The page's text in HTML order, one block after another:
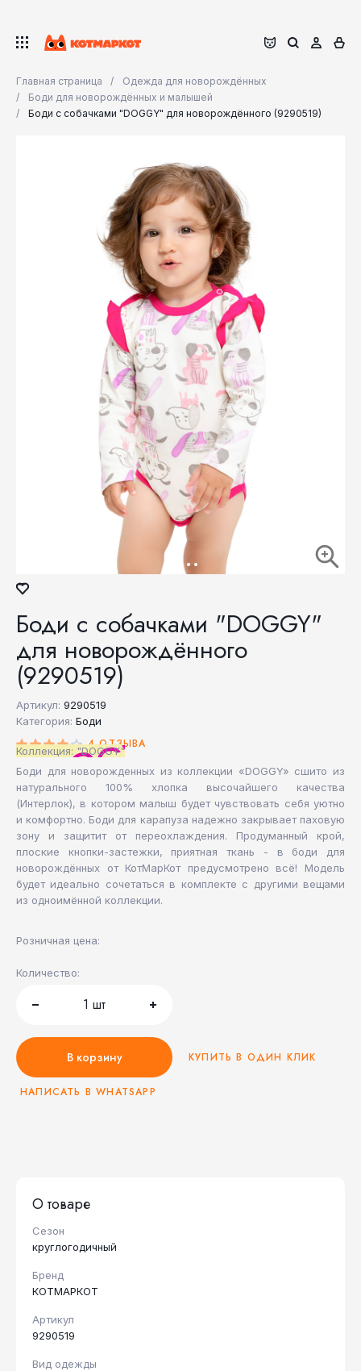
Главная страница
Одежда для новорождённых
Боди для новорождённых и малышей
Боди с собачками "DOGGY" для новорождённого (9290519)
Боди с собачками "DOGGY"
для новорождённого
(9290519)
Артикул: 9290519
Категория: Боди
4 ОТЗЫВА
Коллекция: "DOGGY"
Боди для новорожденных из коллекции «DOGGY» сшито из
натурального 100% хлопка высочайшего качества
(Интерлок), в котором малыш будет чувствовать себя уютно
и комфортно. Боди для карапуза надежно закрывает паховую
зону и защитит от переохлаждения. Продуманный крой,
плоские кнопки-застежки, приятная ткань - в боди для
новорождённых от КотМарКот предусмотрено всё! Модель
будет идеально сочетаться в комплекте с другими вещами
из одноимённой коллекции.
Розничная цена:
Количество:
1 шт
В корзину КУПИТЬ В ОДИН КЛИК
НАПИСАТЬ В WHATSAPP
О товаре
Сезон
круглогодичный
Бренд
КОТМАРКОТ
Артикул
9290519
Вид одежды